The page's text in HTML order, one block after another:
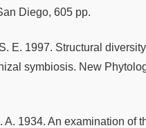
Diego, 605 pp.
E. 1997. Structural
symbiosis. New
A. 1934. An examination of